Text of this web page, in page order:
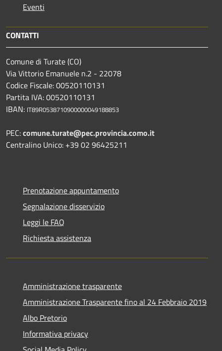
Eventi
CONTATTI
Comune di Turate (CO)
Via Vittorio Emanuele n.2 - 22078
Codice Fiscale: 00520110131
Partita IVA: 00520110131
IBAN: IT89R0538710900000049188853
PEC:comune.turate@pec.provincia.como.it
Centralino Unico: +39 02 96425211
Prenotazione appuntamento
Segnalazione disservizio
Leggi le FAQ
Richiesta assistenza
Amministrazione trasparente
Amministrazione Trasparente fino al 24 Febbraio 2019
Albo Pretorio
Informativa privacy